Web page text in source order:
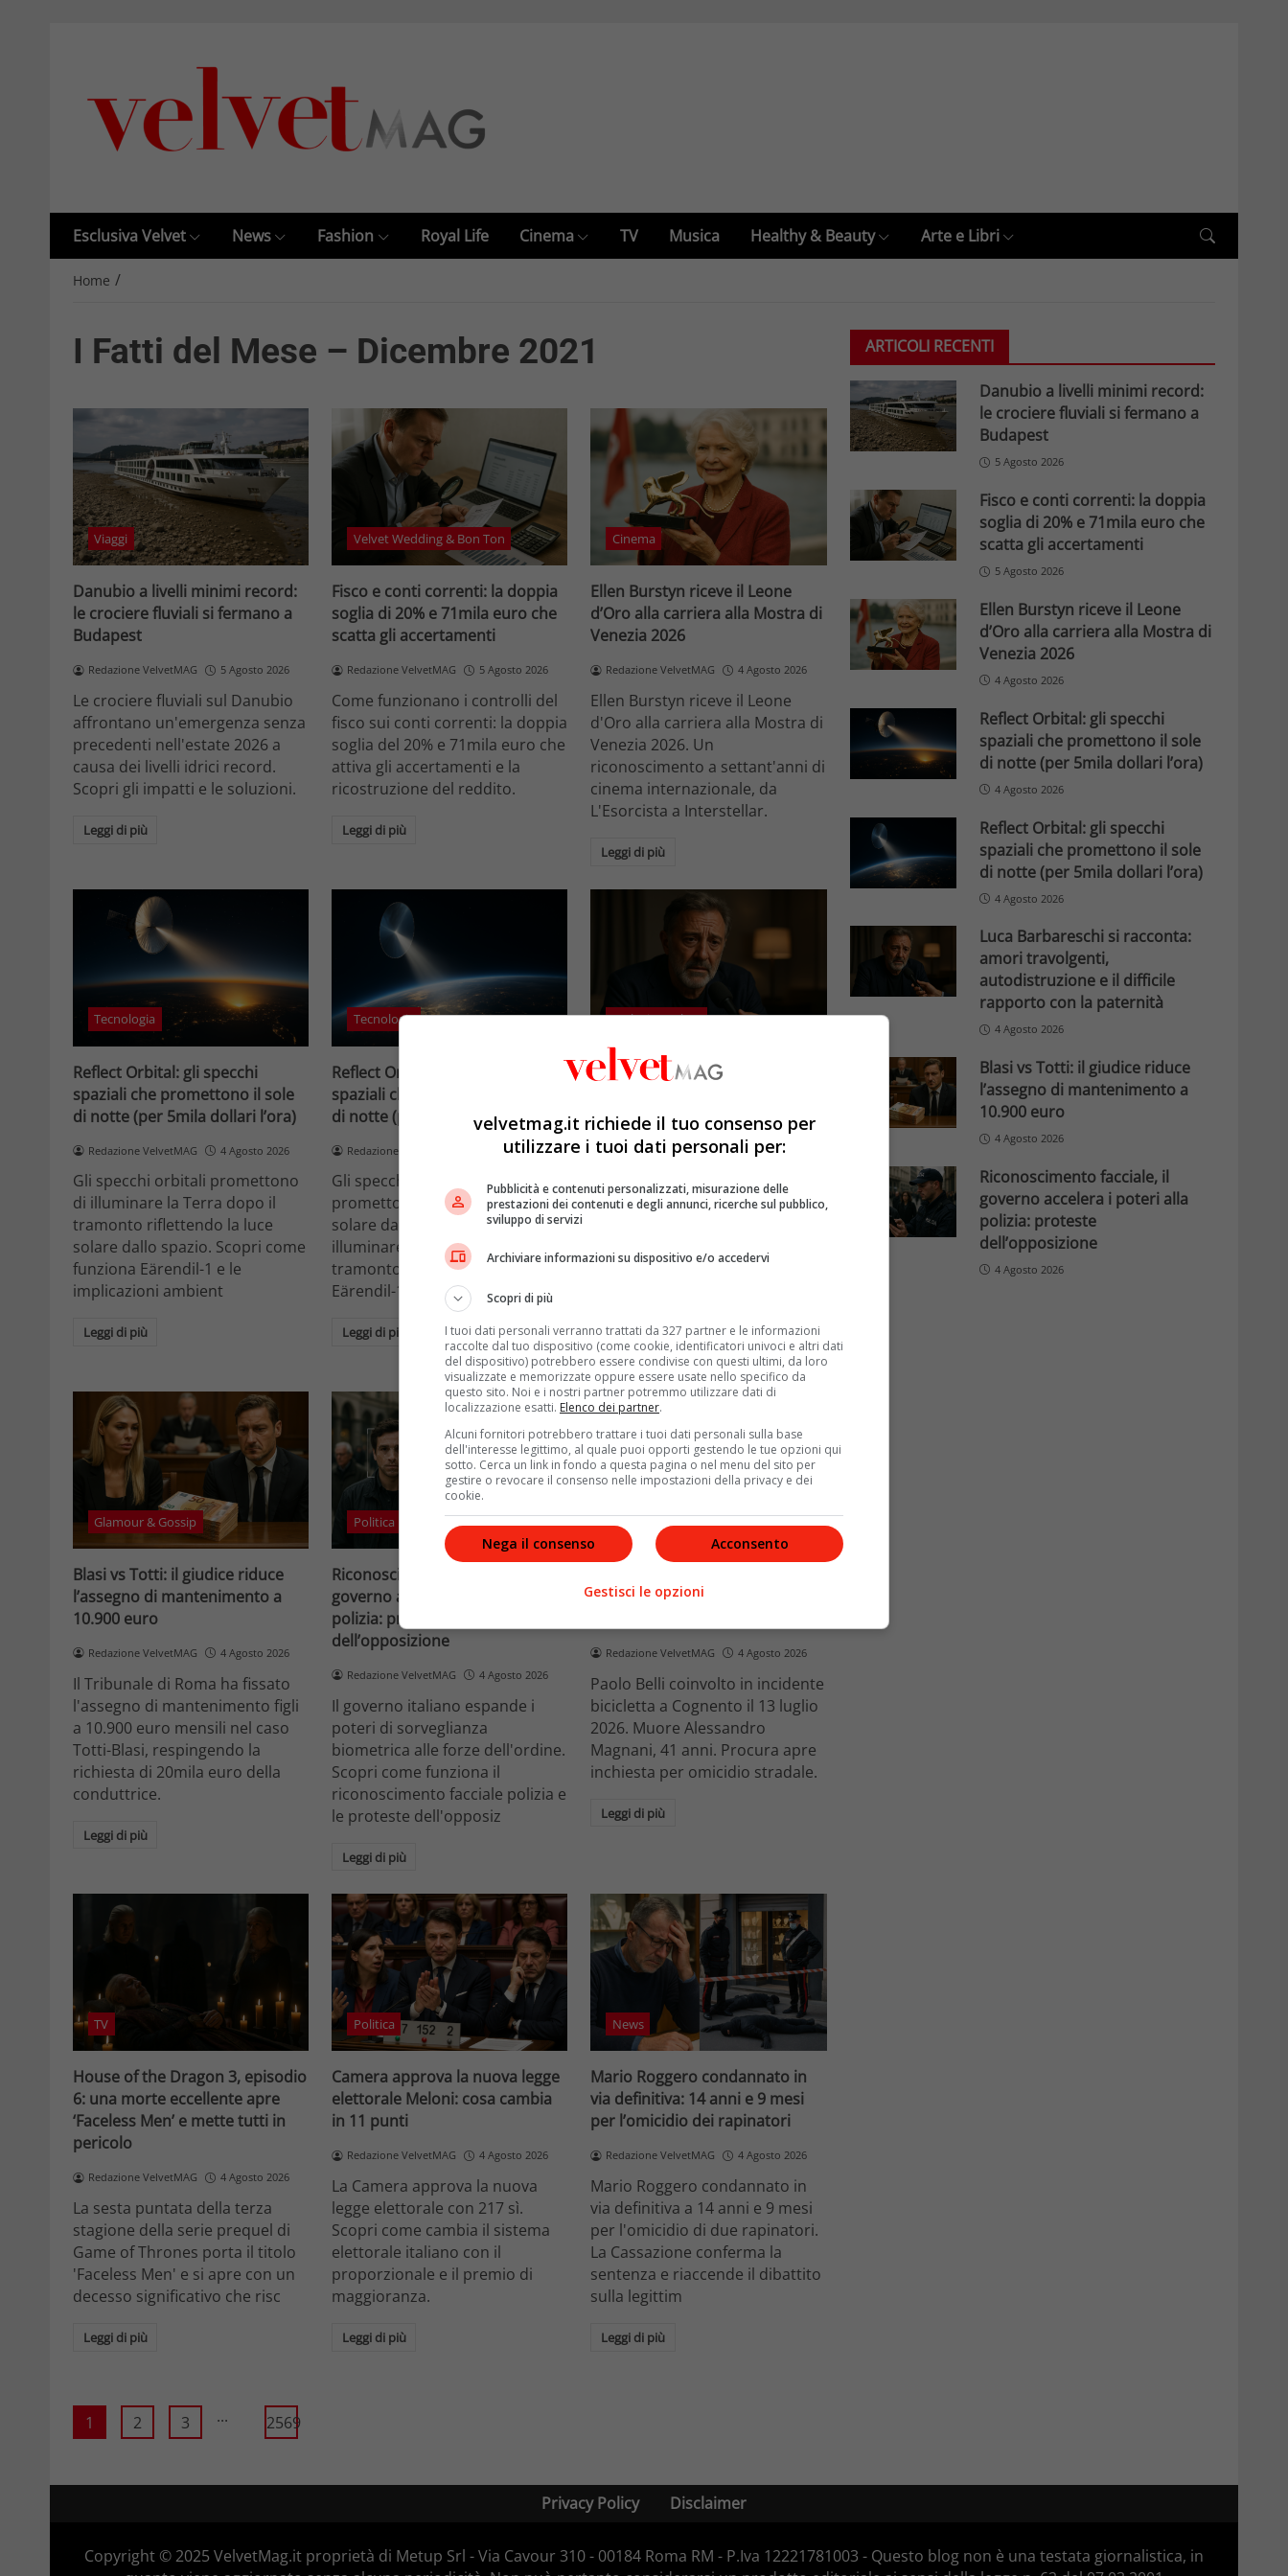
Esclusiva Velvet News Fashion Royal Life Cinema TV Musica Healthy & Beauty Arte e Libri
Home /
I Fatti del Mese – Dicembre 2021
Viaggi
Danubio a livelli minimi record:
le crociere fluviali si fermano a
Budapest
Redazione VelvetMAG 5 Agosto 2026
Le crociere fluviali sul Danubio
affrontano un'emergenza senza
precedenti nell'estate 2026 a
causa dei livelli idrici record.
Scopri gli impatti e le soluzioni.
Leggi di più
Velvet Wedding & Bon Ton
Fisco e conti correnti: la doppia
soglia di 20% e 71mila euro che
scatta gli accertamenti
Redazione VelvetMAG 5 Agosto 2026
Come funzionano i controlli del
fisco sui conti correnti: la doppia
soglia del 20% e 71mila euro che
attiva gli accertamenti e la
ricostruzione del reddito.
Leggi di più
Cinema
Ellen Burstyn riceve il Leone
d’Oro alla carriera alla Mostra di
Venezia 2026
Redazione VelvetMAG 4 Agosto 2026
Ellen Burstyn riceve il Leone
d'Oro alla carriera alla Mostra di
Venezia 2026. Un
riconoscimento a settant'anni di
cinema internazionale, da
L'Esorcista a Interstellar.
Leggi di più
Tecnologia
Reflect Orbital: gli specchi
spaziali che promettono il sole
di notte (per 5mila dollari l’ora)
Redazione VelvetMAG 4 Agosto 2026
Gli specchi orbitali promettono
di illuminare la Terra dopo il
tramonto riflettendo la luce
solare dallo spazio. Scopri come
funziona Eärendil-1 e le
implicazioni ambient
Leggi di più
Tecnologia
Reflect Orbital: gli specchi
spaziali che promettono il sole
di notte (per 5mila dollari l’ora)
Redazione VelvetMAG 4 Agosto 2026
Gli specchi orbitali spaziali
promettono di riflettere la luce
solare dallo spazio per
illuminare la Terra dopo il
tramonto. Scopri come funziona
Eärendil-1 e le implicaz
Leggi di più
Esclusiva Velvet
Luca Barbareschi si racconta:
autodistruzione e il difficile
rapporto con la paternità
Luca Barbareschi si racconta a
rivela otto relazioni
contemporanee, tre ricoveri
Leggi di più
Glamour & Gossip
Blasi vs Totti: il giudice riduce
l’assegno di mantenimento a
10.900 euro
Redazione VelvetMAG 4 Agosto 2026
Il Tribunale di Roma ha fissato
l'assegno di mantenimento figli
a 10.900 euro mensili nel caso
Totti-Blasi, respingendo la
richiesta di 20mila euro della
conduttrice.
Leggi di più
Politica
Riconoscimento facciale, il
governo accelera i poteri alla
polizia: proteste
dell’opposizione
Redazione VelvetMAG 4 Agosto 2026
Il governo italiano espande i
poteri di sorveglianza
biometrica alle forze dell'ordine.
Scopri come funziona il
riconoscimento facciale polizia e
le proteste dell'opposiz
Leggi di più
News
bicicletta: morto il pedone
Redazione VelvetMAG 4 Agosto 2026
Paolo Belli coinvolto in incidente
bicicletta a Cognento il 13 luglio
2026. Muore Alessandro
Magnani, 41 anni. Procura apre
inchiesta per omicidio stradale.
Leggi di più
TV
House of the Dragon 3, episodio
6: una morte eccellente apre
‘Faceless Men’ e mette tutti in
pericolo
Redazione VelvetMAG 4 Agosto 2026
La sesta puntata della terza
stagione della serie prequel di
Game of Thrones porta il titolo
'Faceless Men' e si apre con un
decesso significativo che risc
Leggi di più
Politica
Camera approva la nuova legge
elettorale Meloni: cosa cambia
in 11 punti
Redazione VelvetMAG 4 Agosto 2026
La Camera approva la nuova
legge elettorale con 217 sì.
Scopri come cambia il sistema
elettorale italiano con il
proporzionale e il premio di
maggioranza.
Leggi di più
News
Mario Roggero condannato in
via definitiva: 14 anni e 9 mesi
per l’omicidio dei rapinatori
Redazione VelvetMAG 4 Agosto 2026
Mario Roggero condannato in
via definitiva a 14 anni e 9 mesi
per l'omicidio di due rapinatori.
La Cassazione conferma la
sentenza e riaccende il dibattito
sulla legittim
Leggi di più
1 2 3 ... 2569
ARTICOLI RECENTI
Danubio a livelli minimi record:
le crociere fluviali si fermano a
Budapest
5 Agosto 2026
Fisco e conti correnti: la doppia
soglia di 20% e 71mila euro che
scatta gli accertamenti
5 Agosto 2026
Ellen Burstyn riceve il Leone
d’Oro alla carriera alla Mostra di
Venezia 2026
4 Agosto 2026
Reflect Orbital: gli specchi
spaziali che promettono il sole
di notte (per 5mila dollari l’ora)
4 Agosto 2026
Reflect Orbital: gli specchi
spaziali che promettono il sole
di notte (per 5mila dollari l’ora)
4 Agosto 2026
Luca Barbareschi si racconta:
amori travolgenti,
autodistruzione e il difficile
rapporto con la paternità
4 Agosto 2026
Blasi vs Totti: il giudice riduce
l’assegno di mantenimento a
10.900 euro
4 Agosto 2026
Riconoscimento facciale, il
governo accelera i poteri alla
polizia: proteste
dell’opposizione
4 Agosto 2026
Privacy Policy Disclaimer
Copyright © 2025 VelvetMag.it proprietà di Metup Srl - Via Cavour 310 - 00184 Roma RM - P.Iva 12221781003 - Questo blog non è una testata giornalistica, in
velvetmag.it richiede il tuo consenso per
utilizzare i tuoi dati personali per:
Pubblicità e contenuti personalizzati, misurazione delle
prestazioni dei contenuti e degli annunci, ricerche sul pubblico,
sviluppo di servizi
Archiviare informazioni su dispositivo e/o accedervi
Scopri di più
I tuoi dati personali verranno trattati da 327 partner e le informazioni
raccolte dal tuo dispositivo (come cookie, identificatori univoci e altri dati
del dispositivo) potrebbero essere condivise con questi ultimi, da loro
visualizzate e memorizzate oppure essere usate nello specifico da
questo sito. Noi e i nostri partner potremmo utilizzare dati di
localizzazione esatti. Elenco dei partner.
Alcuni fornitori potrebbero trattare i tuoi dati personali sulla base
dell'interesse legittimo, al quale puoi opporti gestendo le tue opzioni qui
sotto. Cerca un link in fondo a questa pagina o nel menu del sito per
gestire o revocare il consenso nelle impostazioni della privacy e dei
cookie.
Acconsento
Nega il consenso
Gestisci le opzioni